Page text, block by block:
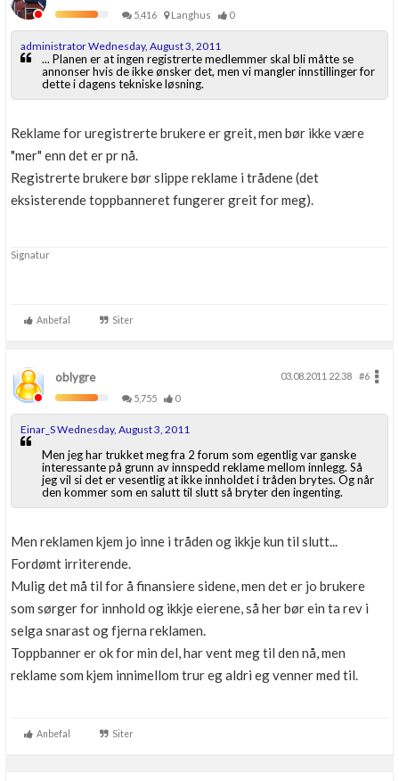
5,416 Langhus 0
administrator Wednesday, August 3, 2011
... Planen er at ingen registrerte medlemmer skal bli måtte se
annonser hvis de ikke ønsker det, men vi mangler innstillinger for
dette i dagens tekniske løsning.
Reklame for uregistrerte brukere er greit, men bør ikke være
"mer" enn det er pr nå.
Registrerte brukere bør slippe reklame i trådene (det
eksisterende toppbanneret fungerer greit for meg).
Signatur
Anbefal Siter
oblygre 03.08.2011 22.38
#6
5,755
0
Einar_S Wednesday, August 3, 2011
Men jeg har trukket meg fra 2 forum som egentlig var ganske
interessante på grunn av innspedd reklame mellom innlegg. Så
jeg vil si det er vesentlig at ikke innholdet i tråden brytes. Og når
den kommer som en salutt til slutt så bryter den ingenting.
Men reklamen kjem jo inne i tråden og ikkje kun til slutt...
Fordømt irriterende.
Mulig det må til for å finansiere sidene, men det er jo brukere
som sørger for innhold og ikkje eierene, så her bør ein ta rev i
selga snarast og fjerna reklamen.
Toppbanner er ok for min del, har vent meg til den nå, men
reklame som kjem innimellom trur eg aldri eg venner med til.
Anbefal Siter